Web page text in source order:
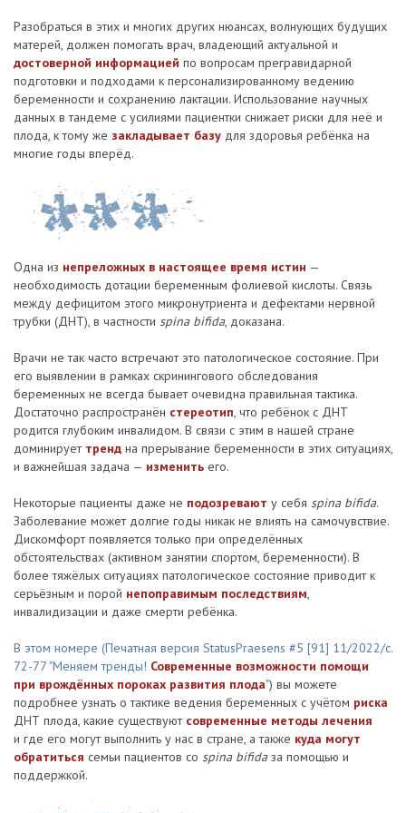
Разобраться в этих и многих других нюансах, волнующих будущих
матерей, должен помогать врач, владеющий актуальной и
достоверной информацией по вопросам прегравидарной
подготовки и подходами к персонализированному ведению
беременности и сохранению лактации. Использование научных
данных в тандеме с усилиями пациентки снижает риски для неё и
плода, к тому же закладывает базу для здоровья ребёнка на
многие годы вперёд.
Одна из непреложных в настоящее время истин —
необходимость дотации беременным фолиевой кислоты. Связь
между дефицитом этого микронутриента и дефектами нервной
трубки (ДНТ), в частности spina bifida, доказана.
Врачи не так часто встречают это патологическое состояние. При
его выявлении в рамках скринингового обследования
беременных не всегда бывает очевидна правильная тактика.
Достаточно распространён стереотип, что ребёнок с ДНТ
родится глубоким инвалидом. В связи с этим в нашей стране
доминирует тренд на прерывание беременности в этих ситуациях,
и важнейшая задача — изменить его.
Некоторые пациенты даже не подозревают у себя spina bifida.
Заболевание может долгие годы никак не влиять на самочувствие.
Дискомфорт появляется только при определённых
обстоятельствах (активном занятии спортом, беременности). В
более тяжёлых ситуациях патологическое состояние приводит к
серьёзным и порой непоправимым последствиям,
инвалидизации и даже смерти ребёнка.
В этом номере (Печатная версия StatusPraesens #5 [91] 11/2022/с.
72-77 "Меняем тренды! Современные возможности помощи
при врождённых пороках развития плода") вы можете
подробнее узнать о тактике ведения беременных с учётом риска
ДНТ плода, какие существуют современные методы лечения
и где его могут выполнить у нас в стране, а также куда могут
обратиться семьи пациентов со spina bifidaза помощью и
поддержкой.